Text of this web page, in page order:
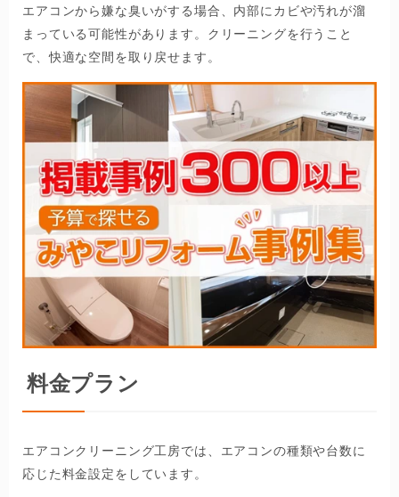
エアコンから嫌な臭いがする場合、内部にカビや汚れが溜
まっている可能性があります。クリーニングを行うこと
で、快適な空間を取り戻せます。
料金プラン
エアコンクリーニング工房では、エアコンの種類や台数に
応じた料金設定をしています。